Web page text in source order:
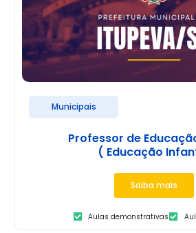
Municipais
Professor de
( Educação
Saiba mais
Aulas demonstrativas